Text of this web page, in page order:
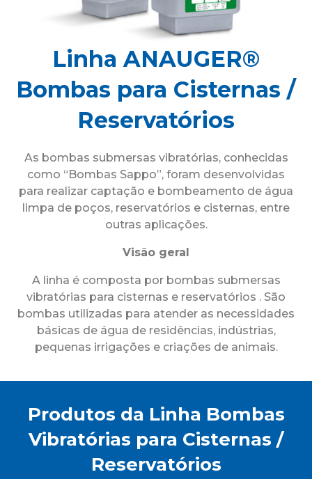
Linha ANAUGER®
Bombas para Cisternas /
Reservatórios
As bombas submersas vibratórias, conhecidas
como “Bombas Sappo”, foram desenvolvidas
para realizar captação e bombeamento de água
limpa de poços, reservatórios e cisternas, entre
outras aplicações.
Visão geral
A linha é composta por bombas submersas
vibratórias para cisternas e reservatórios . São
bombas utilizadas para atender as necessidades
básicas de água de residências, indústrias,
pequenas irrigações e criações de animais.
Produtos da Linha Bombas
Vibratórias para Cisternas /
Reservatórios